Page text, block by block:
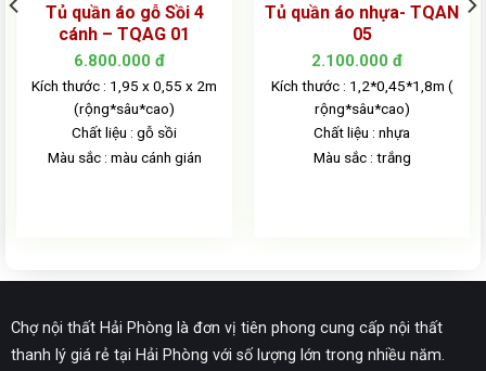
Tủ quần áo gỗ Sồi 4
cánh – TQAG 01
6.800.000 đ
Kích thước : 1,95 x 0,55 x 2m
(rộng*sâu*cao)
Chất liệu : gỗ sồi
Màu sắc : màu cánh gián
Tủ quần áo nhựa- TQAN
05
2.100.000 đ
Kích thước : 1,2*0,45*1,8m (
rộng*sâu*cao)
Chất liệu : nhựa
Màu sắc : trắng
Chợ nội thất Hải Phòng là đơn vị tiên phong cung cấp nội thất
thanh lý giá rẻ tại Hải Phòng với số lượng lớn trong nhiều năm.